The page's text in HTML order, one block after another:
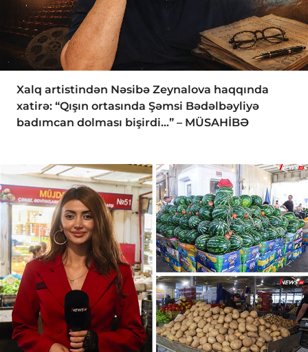
Xalq artistindən Nəsibə Zeynalova haqqında
xatirə: “Qışın ortasında Şəmsi Bədəlbəyliyə
badımcan dolması bişirdi...” – MÜSAHİBƏ